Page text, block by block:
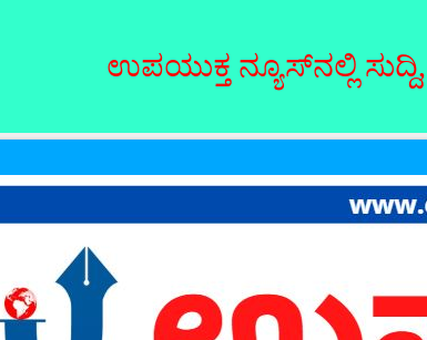
ಉಪಯುಕ್ತ ನ್ಯೂಸ್‌ನಲ್ಲಿ ಸುದ್ದಿ,